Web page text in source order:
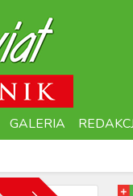
GALERIA